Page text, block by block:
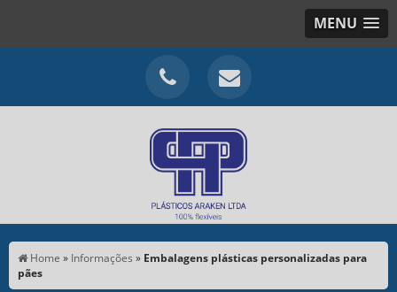
MENU
Home » Informações » Embalagens plásticas personalizadas para
pães